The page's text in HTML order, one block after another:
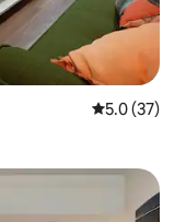
從 37 則評
5.0 (37)